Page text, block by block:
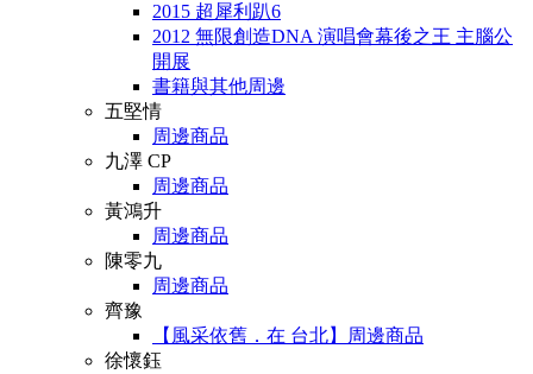
2015 超犀利趴6
2012 無限創造DNA 演唱會幕後之王 主腦公
開展
書籍與其他周邊
五堅情
周邊商品
九澤 CP
周邊商品
黃鴻升
周邊商品
陳零九
周邊商品
齊豫
【風采依舊．在 台北】周邊商品
徐懷鈺